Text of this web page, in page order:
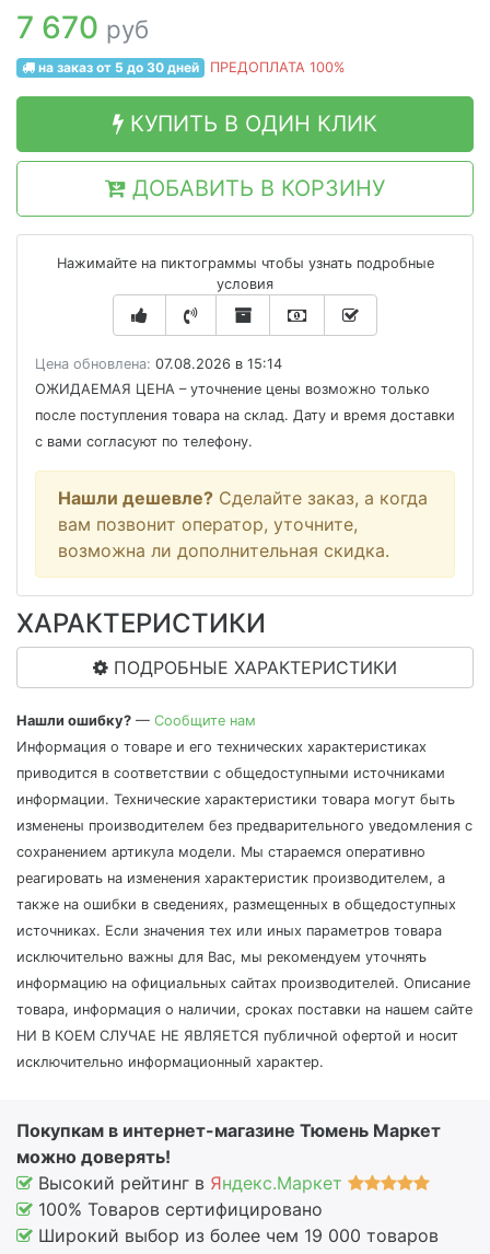
7 670 руб
на заказ от 5 до 30 дней ПРЕДОПЛАТА 100%
КУПИТЬ В ОДИН КЛИК
ДОБАВИТЬ В КОРЗИНУ
Нажимайте на пиктограммы чтобы узнать подробные
условия
Цена обновлена: 07.08.2026 в 15:14
ОЖИДАЕМАЯ ЦЕНА – уточнение цены возможно только
после поступления товара на склад. Дату и время доставки
с вами согласуют по телефону.
Нашли дешевле? Сделайте заказ, а когда
вам позвонит оператор, уточните,
возможна ли дополнительная скидка.
ХАРАКТЕРИСТИКИ
ПОДРОБНЫЕ ХАРАКТЕРИСТИКИ
Нашли ошибку? — Сообщите нам
Информация о товаре и его технических характеристиках
приводится в соответствии с общедоступными источниками
информации. Технические характеристики товара могут быть
изменены производителем без предварительного уведомления с
сохранением артикула модели. Мы стараемся оперативно
реагировать на изменения характеристик производителем, а
также на ошибки в сведениях, размещенных в общедоступных
источниках. Если значения тех или иных параметров товара
исключительно важны для Вас, мы рекомендуем уточнять
информацию на официальных сайтах производителей. Описание
товара, информация о наличии, сроках поставки на нашем сайте
НИ В КОЕМ СЛУЧАЕ НЕ ЯВЛЯЕТСЯ публичной офертой и носит
исключительно информационный характер.
Покупкам в интернет-магазине Тюмень Маркет
можно доверять!
Высокий рейтинг в Яндекс.Маркет
100% Товаров сертифицировано
Широкий выбор из более чем 19 000 товаров